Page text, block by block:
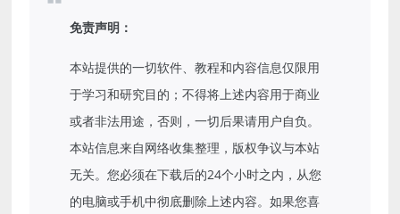
免责声明：
本站提供的一切软件、教程和内容信息仅限用
于学习和研究目的；不得将上述内容用于商业
或者非法用途，否则，一切后果请用户自负。
本站信息来自网络收集整理，版权争议与本站
无关。您必须在下载后的24个小时之内，从您
的电脑或手机中彻底删除上述内容。如果您喜